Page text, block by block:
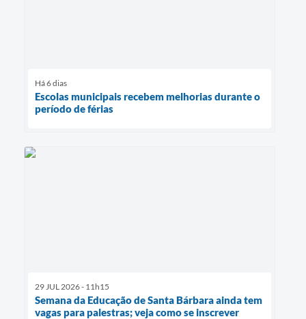
Há 6 dias
Escolas municipais recebem melhorias durante o
período de férias
29 JUL 2026 - 11h15
Semana da Educação de Santa Bárbara ainda tem
vagas para palestras; veja como se inscrever